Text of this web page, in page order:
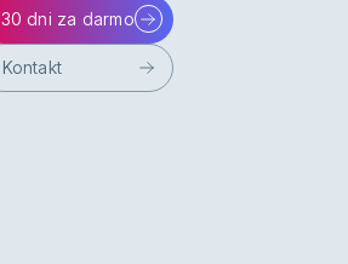
30 dni za darmo
Kontakt